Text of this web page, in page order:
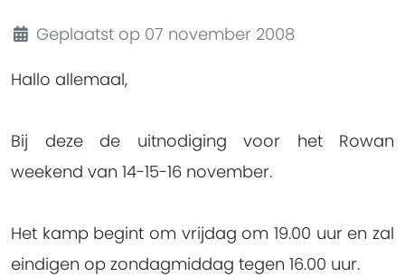
DetailsGeplaatst op 07 november 2008
Hallo allemaal,
Bij deze de uitnodiging voor het Rowan
weekend van 14-15-16 november.
Het kamp begint om vrijdag om 19.00 uur en zal
eindigen op zondagmiddag tegen 16.00 uur.